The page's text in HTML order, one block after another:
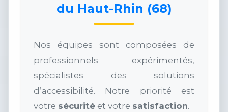
du Haut-Rhin (68)
Nos équipes sont composées de
professionnels expérimentés,
spécialistes des solutions
d’accessibilité. Notre priorité est
votre sécurité et votre satisfaction.